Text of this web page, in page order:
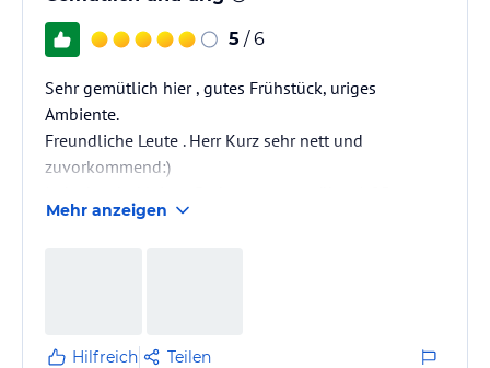
5 / 6
Sehr gemütlich hier , gutes Frühstück, uriges
Ambiente.
Freundliche Leute . Herr Kurz sehr nett und
zuvorkommend:)
ist :-) (Toilette eng ).
Mehr anzeigen
Hilfreich Teilen